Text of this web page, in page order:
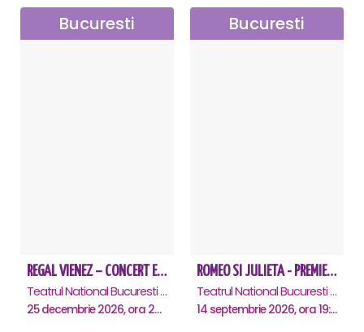
Bucuresti
REGAL VIENEZ – CONCERT EXTRAORDINAR DE CRACIUN - Bucuresti
Teatrul National Bucuresti - Sala Ion Caramitru, Bucuresti
25 decembrie 2026, ora 20:00
Bucuresti
ROMEO SI JULIETA - PREMIERA OFICIALA - Bucuresti
Teatrul National Bucuresti - Sala Ion Caramitru, Bucuresti
14 septembrie 2026, ora 19:00